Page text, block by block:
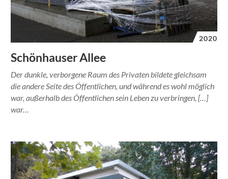
2020
Schönhauser Allee
Der dunkle, verborgene Raum des Privaten bildete gleichsam
die andere Seite des Öffentlichen, und während es wohl möglich
war, außerhalb des Öffentlichen sein Leben zu verbringen, […]
war…